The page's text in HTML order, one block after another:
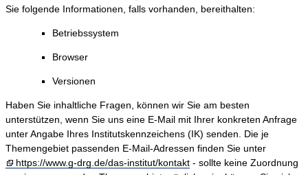
Sie folgende Informationen, falls vorhanden, bereithalten:
Betriebssystem
Browser
Versionen
Haben Sie inhaltliche Fragen, können wir Sie am besten
unterstützen, wenn Sie uns eine E-Mail mit Ihrer konkreten Anfrage
unter Angabe Ihres Institutskennzeichens (IK) senden. Die je
Themengebiet passenden E-Mail-Adressen finden Sie unter
https://www.g-drg.de/das-institut/kontakt - sollte keine Zuordnung